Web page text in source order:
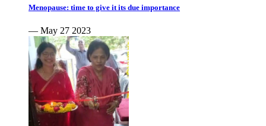
Menopause: time to give it its due importance
— May 27 2023